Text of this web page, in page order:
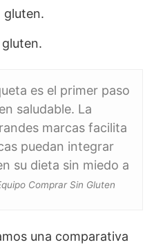
gluten.
es el primer paso
saludable. La
marcas facilita
puedan integrar
su dieta sin miedo a
Comprar Sin Gluten
una comparativa